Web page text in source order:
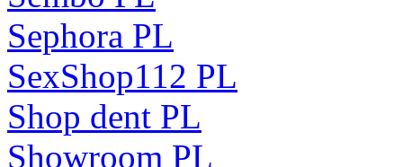
Sephora PL
SexShop112 PL
Shop dent PL
Showroom PL